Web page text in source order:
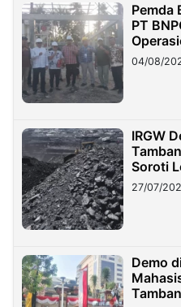
Pemda
PT
04/08/
IRGW
Soroti
27/07/
Demo